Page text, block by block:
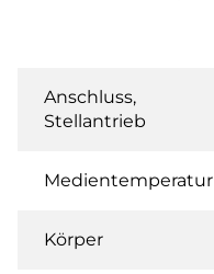
Anschluss,
Stellantrieb
Medientemperatur
Körper